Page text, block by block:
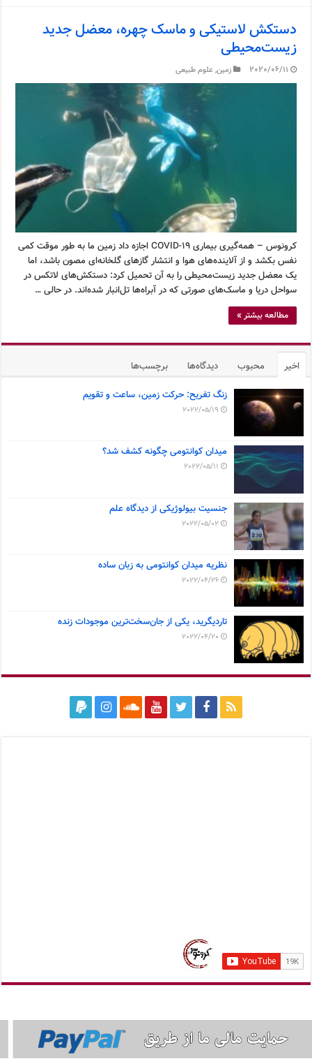
دستکش لاستیکی و ماسک چهره، معضل جدید
زیست‌محیطی
2020/06/11 زمین,علوم طبیعی
کرونوس – همه‌گیری بیماری COVID-19 اجازه داد زمین ما به طور موقت کمی
نفس بکشد و از آلاینده‌های هوا و انتشار گازهای گلخانه‌ای مصون باشد، اما
یک معضل جدید زیست‌محیطی را به آن تحمیل کرد: دستکش‌های لاتکس در
سواحل دریا و ماسک‌های صورتی که در آبراه‌ها تل‌انبار شده‌اند. در حالی …
مطالعه بیشتر »
اخیر محبوب دیدگاه‌ها برچسب‌ها
زنگ تفریح: حرکت زمین، ساعت و تقویم
2022/05/19
میدان کوانتومی چگونه کشف شد؟
2022/05/11
جنسیت بیولوژیکی از دیدگاه علم
2022/05/02
نظریه میدان کوانتومی به زبان ساده
2022/04/26
تاردیگرید، یکی از جان‌سخت‌ترین موجودات زنده
2022/04/20